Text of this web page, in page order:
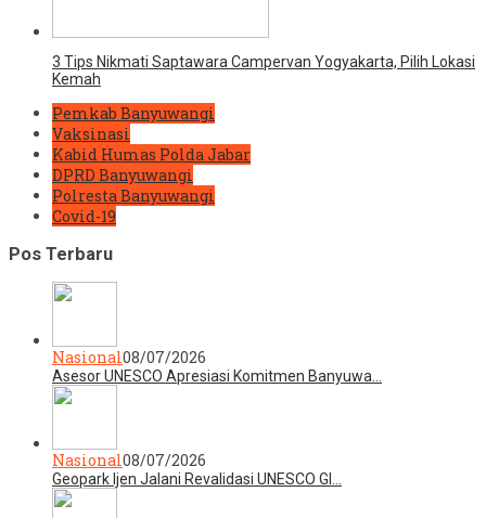
3 Tips Nikmati Saptawara Campervan Yogyakarta, Pilih Lokasi
Kemah
Pemkab Banyuwangi
Vaksinasi
Kabid Humas Polda Jabar
DPRD Banyuwangi
Polresta Banyuwangi
Covid-19
Pos Terbaru
Nasional08/07/2026
Asesor UNESCO Apresiasi Komitmen Banyuwa…
Nasional08/07/2026
Geopark Ijen Jalani Revalidasi UNESCO Gl…